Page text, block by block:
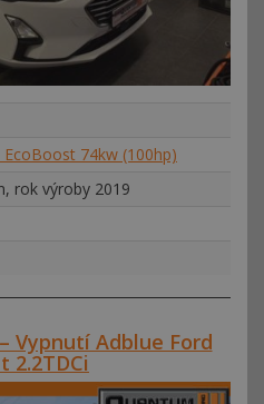
EcoBoost 74kw (100hp)
rok výroby 2019
Vypnutí Adblue Ford
2.2TDCi